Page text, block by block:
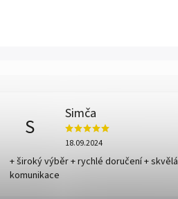
S
Simča
18.09.2024
+ široký výběr + rychlé doručení + skvělá
komunikace